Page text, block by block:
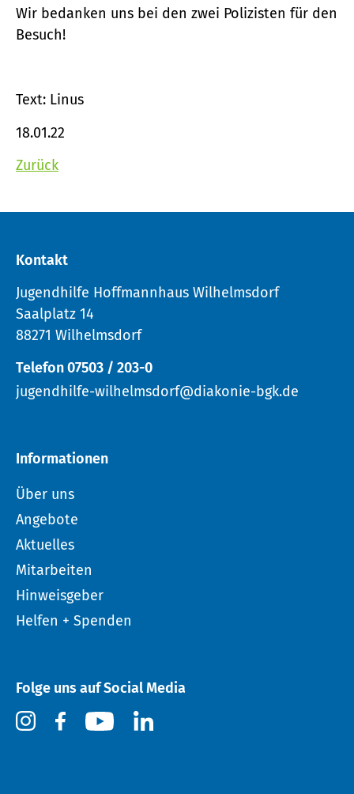
Wir bedanken uns bei den zwei Polizisten für den
Besuch!
Text: Linus
18.01.22
Zurück
Kontakt
Jugendhilfe Hoffmannhaus Wilhelmsdorf
Saalplatz 14
88271 Wilhelmsdorf
Telefon 07503 / 203-0
jugendhilfe-wilhelmsdorf@diakonie-bgk.de
Informationen
Über uns
Angebote
Aktuelles
Mitarbeiten
Hinweisgeber
Helfen + Spenden
Folge uns auf Social Media